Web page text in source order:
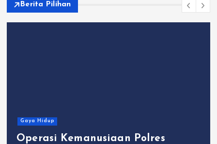
Berita Pilihan
Gaya Hidup
Operasi Kemanusiaan Polres